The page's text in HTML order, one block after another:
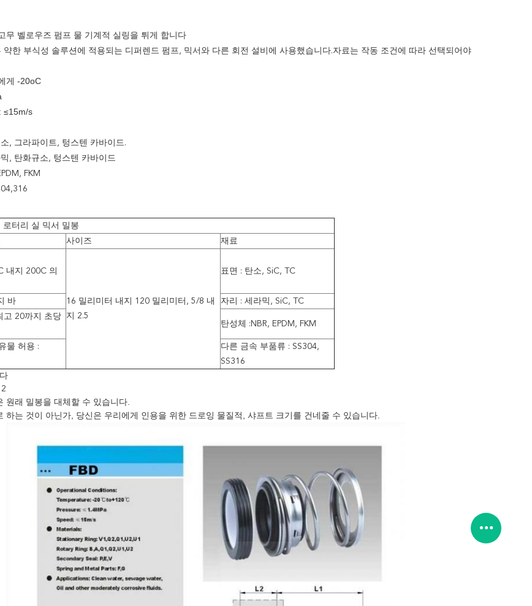
무 벨로우즈 펌프 물 기계적 실링을 튀게 합니다
약한 부식성 솔루션에 적용되는 디퍼렌드 펌프, 믹서와 다른 회전 설비에 사용했습니다.자료는 작동 조건에 따라 선택되어야
게 -20oC
≤15m/s
, 그라파이트, 텅스텐 카바이드.
, 탄화규소, 텅스텐 카바이드
FKM
로터리 실 믹서 밀봉
사이즈
재료
내지 200C 의
16 밀리미터 내지 120 밀리미터, 5/8 내
지 2.5
표면 : 탄소, SiC, TC
바
자리 : 세라믹, SiC, TC
고 20까지 초당
탄성체 :NBR, EPDM, FKM
물 허용 :
다른 금속 부품류 : SS304,
SS316
원래 밀봉을 대체할 수 있습니다.
하는 것이 아닌가, 당신은 우리에게 인용을 위한 드로잉 물질적, 샤프트 크기를 건네줄 수 있습니다.